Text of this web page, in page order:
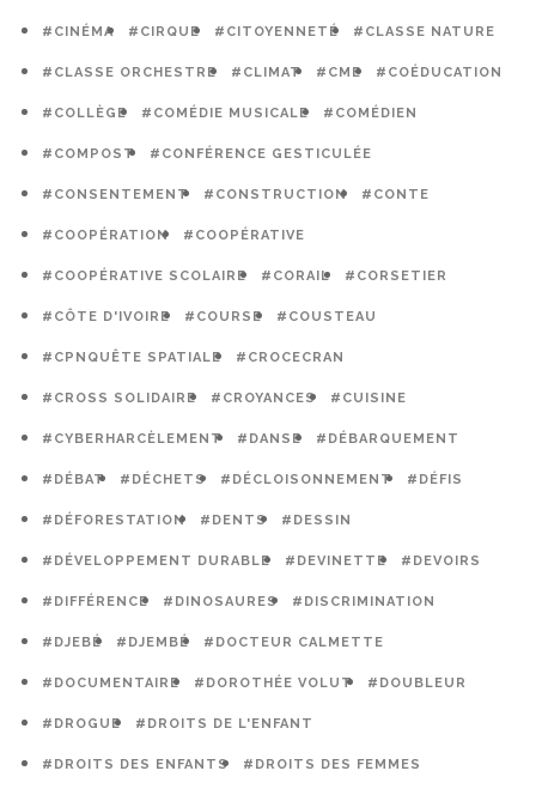
#CINÉMA #CIRQUE #CITOYENNETÉ #CLASSE NATURE
#CLASSE ORCHESTRE #CLIMAT #CME #COÉDUCATION
#COLLÈGE #COMÉDIE MUSICALE #COMÉDIEN
#COMPOST #CONFÉRENCE GESTICULÉE
#CONSENTEMENT #CONSTRUCTION #CONTE
#COOPÉRATION #COOPÉRATIVE
#COOPÉRATIVE SCOLAIRE #CORAIL #CORSETIER
#CÔTE D'IVOIRE #COURSE #COUSTEAU
#CPNQUÊTE SPATIALE #CROCECRAN
#CROSS SOLIDAIRE #CROYANCES #CUISINE
#CYBERHARCÈLEMENT #DANSE #DÉBARQUEMENT
#DÉBAT #DÉCHETS #DÉCLOISONNEMENT #DÉFIS
#DÉFORESTATION #DENTS #DESSIN
#DÉVELOPPEMENT DURABLE #DEVINETTE #DEVOIRS
#DIFFÉRENCE #DINOSAURES #DISCRIMINATION
#DJEBÉ #DJEMBÉ #DOCTEUR CALMETTE
#DOCUMENTAIRE #DOROTHÉE VOLUT #DOUBLEUR
#DROGUE #DROITS DE L'ENFANT
#DROITS DES ENFANTS #DROITS DES FEMMES